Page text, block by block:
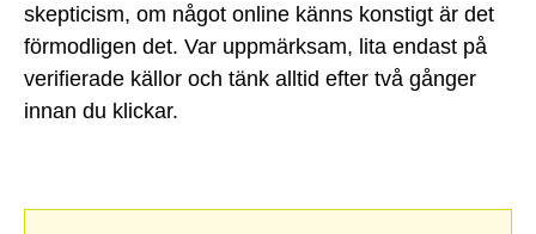
skepticism, om något online känns konstigt är det
förmodligen det. Var uppmärksam, lita endast på
verifierade källor och tänk alltid efter två gånger
innan du klickar.